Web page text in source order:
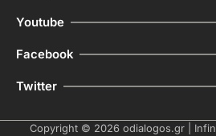
Youtube
Facebook
Twitter
Copyright © 2026 odialogos.gr |